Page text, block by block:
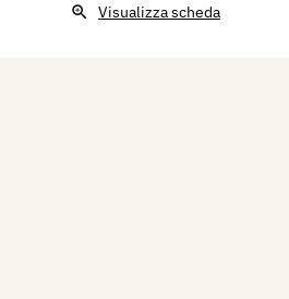
Visualizza scheda